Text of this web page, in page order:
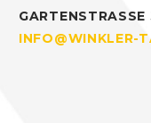
GARTENSTRASSE
INFO@WINKLER-